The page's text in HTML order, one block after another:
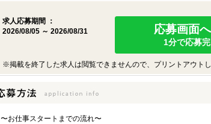
求人応募期間 ：
2026/08/05 ～ 2026/08/31
応募画面
1分で応募
※掲載を終了した求人は閲覧できませんので、プリントアウトし
〜お仕事スタートまでの流れ〜